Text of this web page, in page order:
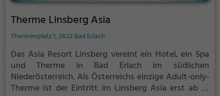
Therme Linsberg Asia
Thermenplatz 1, 2822 Bad Erlach
Das Asia Resort Linsberg vereint ein Hotel, ein Spa
und Therme in Bad Erlach im südlichen
Niederösterreich. Als Österreichs einzige Adult-only-
Therme ist der Eintritt im Linsberg Asia erst ab 16